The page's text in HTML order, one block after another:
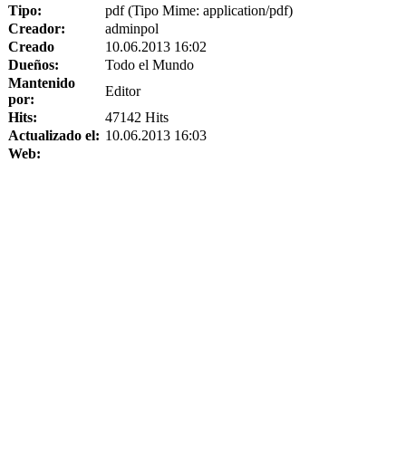
Tipo:
pdf (Tipo Mime: application/pdf)
Creador:
adminpol
Creado
10.06.2013 16:02
Dueños:
Todo el Mundo
Mantenido
por:
Editor
Hits:
47142 Hits
Actualizado el: 10.06.2013 16:03
Web: